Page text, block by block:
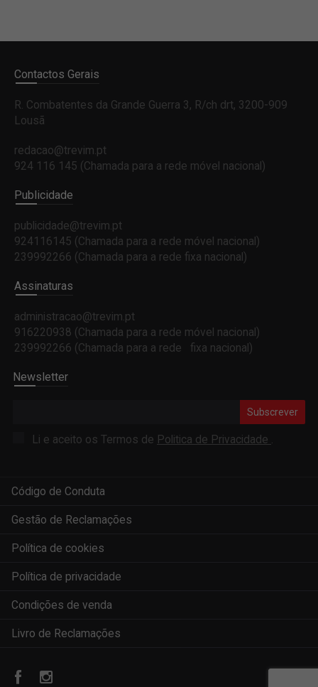
Contactos Gerais
R. Combatentes da Grande Guerra 3, R/ch drt, 3200-909
Lousã
redacao@trevim.pt
924 116 145 (Chamada para a rede móvel nacional)
Publicidade
publicidade@trevim.pt
924116145 (Chamada para a rede móvel nacional)
239992266 (Chamada para a rede fixa nacional)
Assinaturas
administracao@trevim.pt
916220938 (Chamada para a rede móvel nacional)
239992266 (Chamada para a rede fixa nacional)
Newsletter
Subscrever
Li e aceito os Termos de Politica de Privacidade .
Código de Conduta
Gestão de Reclamações
Política de cookies
Política de privacidade
Condições de venda
Livro de Reclamações